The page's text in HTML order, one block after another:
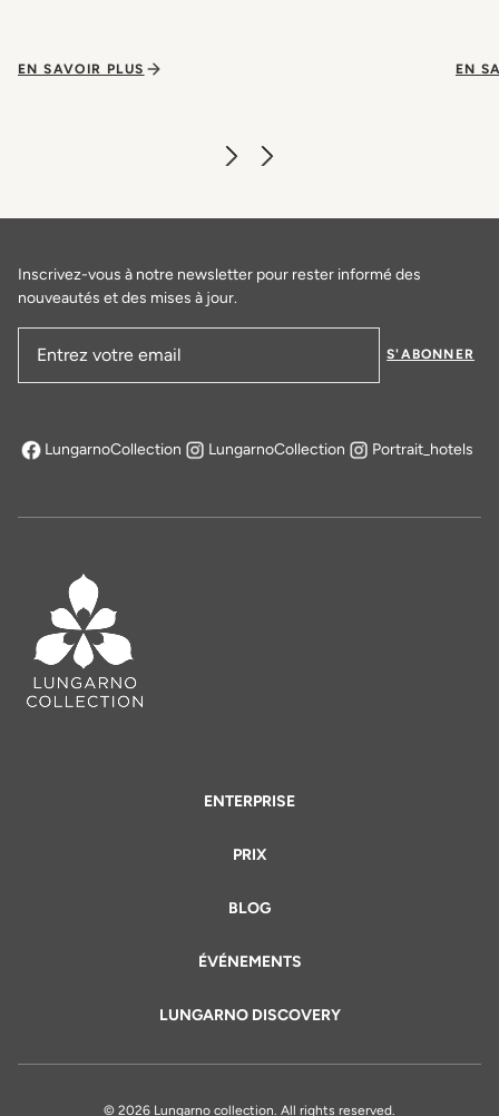
EN SAVOIR PLUS EN
ENTERPRISE
PRIX
BLOG
ÉVÉNEMENTS
LUNGARNO DISCOVERY
Inscrivez-vous à notre newsletter pour rester informé des
nouveautés et des mises à jour.
S'ABONNER
LungarnoCollection
s'ouvre dans un nouvel onglet
LungarnoCollection Portrait_hotels
© 2026 Lungarno collection. All rights reserved.